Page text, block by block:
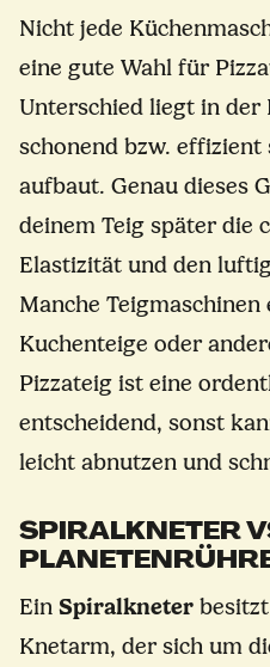
Nicht jede
eine gute Wahl für
Unterschied liegt in
schonend bzw.
aufbaut. Genau dieses
deinem Teig später die
Elastizität und den
Manche
Kuchenteige oder
Pizzateig ist eine
entscheidend, sonst
leicht abnutzen und
SPIRALKNETER
Ein Spiralkneter
Knetarm, der sich um